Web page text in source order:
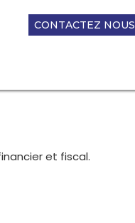
CONTACTEZ NOUS
et fiscal.